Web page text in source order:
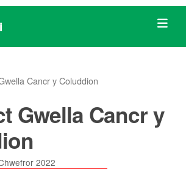
Cancr y Coluddion
Gwella Cancr y
2022